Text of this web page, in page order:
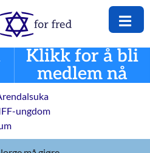
Klikk for å bli
medlem nå
ungdom